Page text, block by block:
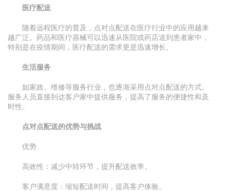
医疗配送
随着远程医疗的普及，点对点配送在医疗行业中的应用越来
越广泛。药品和医疗器械可以迅速从医院或药店送到患者家中，
特别是在疫情期间，医疗配送的需求更是迅速增长。
生活服务
如家政、维修等服务行业，也逐渐采用点对点配送的方式。
服务人员直接到达客户家中提供服务，提高了服务的便捷性和及
时性。
点对点配送的优势与挑战
优势
高效性：减少中转环节，提升配送效率。
客户满意度：缩短配送时间，提高客户体验。